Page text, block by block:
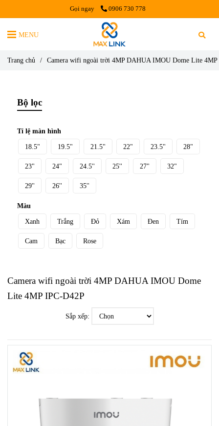
Gọi ngay 0906 730 778
MENU
Trang chủ / Camera wifi ngoài trời 4MP DAHUA IMOU Dome Lite 4MP
Bộ lọc
Tỉ lệ màn hình
18.5"
19.5" 21.5" 22" 23.5" 28"
23" 24" 24.5'' 25'' 27" 32"
29'' 26'' 35''
Màu
Xanh
Trắng Đỏ Xám Đen Tím
Cam Bạc Rose
Camera wifi ngoài trời 4MP DAHUA IMOU Dome
Lite 4MP IPC-D42P
Sắp xếp: